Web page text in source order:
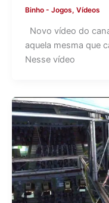
Binho - Jogos, Vídeos
Novo vídeo do
aquela mesma que
Nesse vídeo